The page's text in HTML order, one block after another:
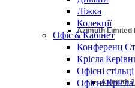
Azimuth Limited
Azimuth
Ліжка
Колекції
Офіс & Кабінет
Конференц
Крісла
Офісні стільці
Офісні Крісла